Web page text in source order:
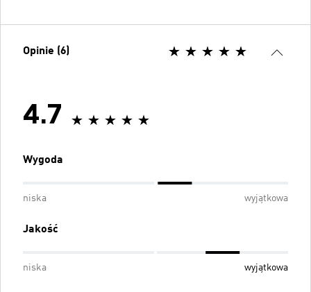
Opinie (6)
4.7
Wygoda
niska wyjątkowa
Jakość
niska wyjątkowa